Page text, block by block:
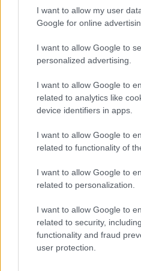
I want to allow my user
Google for online
I want to allow Google to
personalized advertising.
I want to allow Google to
related to analytics like
device identifiers in apps.
I want to allow Google to
related to functionality of
I want to allow Google to
related to personalization.
I want to allow Google to
related to security,
functionality and fraud
user protection.
sorozatot és még
közönséget vonzzon.
Bár a sprintfutamok
hamarosan megtörténik, a
lelkesedik az ötletért.
„Szerintem a mostani
pont jó, és nem
ennél" - mondta Leclerc a
Azerbajdzsáni Nagydíjon.
hát nem tudom,
biztosan nem támogatom."